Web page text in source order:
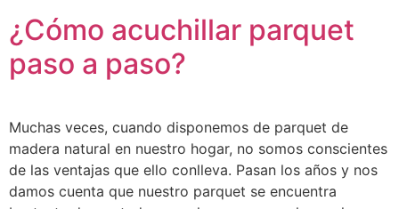
¿Cómo acuchillar parquet
paso a paso?
Muchas veces, cuando disponemos de parquet de
madera natural en nuestro hogar, no somos conscientes
de las ventajas que ello conlleva. Pasan los años y nos
damos cuenta que nuestro parquet se encuentra